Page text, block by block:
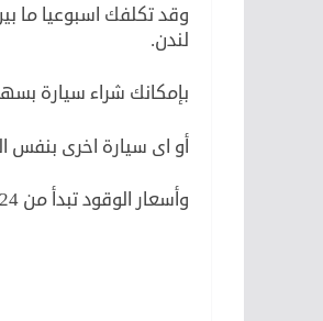
لندن.
بإمكانك شراء سيارة بسهولة جدا، فاسعارها
أو اى سيارة اخرى بنفس
وأسعار الوقود تبدأ من 1.24£ للتر البترول أو البنزين، أما الديزل تقريبا 1.27£ للتر الواحد.